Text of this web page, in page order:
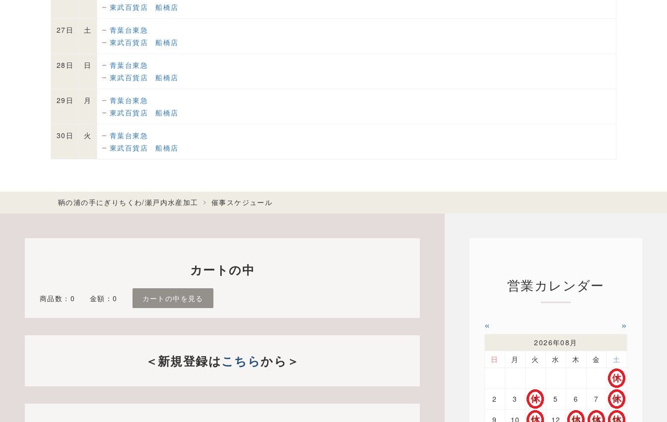
東武百貨店 船橋店
27日 土
青葉台東急
東武百貨店 船橋店
28日 日
青葉台東急
東武百貨店 船橋店
29日 月
青葉台東急
東武百貨店 船橋店
30日 火
青葉台東急
東武百貨店 船橋店
鞆の浦の手にぎりちくわ/瀬戸内水産加工 催事スケジュール
カートの中
商品数：0 金額：0 カートの中を見る
＜新規登録はこちらから＞
営業カレンダー
« »
2026年08月
日
月 火 水 木 金
土
1
2 3 4 5 6 7 8
9 10 11 12 13 14 15